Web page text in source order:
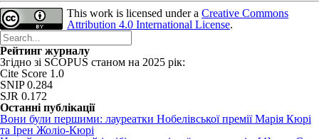
This work is licensed under a Creative Commons
Attribution 4.0 International License.
Рейтинг журналу
Згідно зі SCOPUS станом на 2025 рік:
Cite Score 1.0
SNIP 0.284
SJR 0.172
Останні публікації
Вони були першими: лауреатки Нобелівської премії Марія Кюрі
та Ірен Жоліо-Кюрі